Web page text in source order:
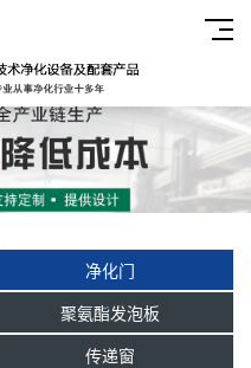
净化门
聚氨酯发泡板
传递窗